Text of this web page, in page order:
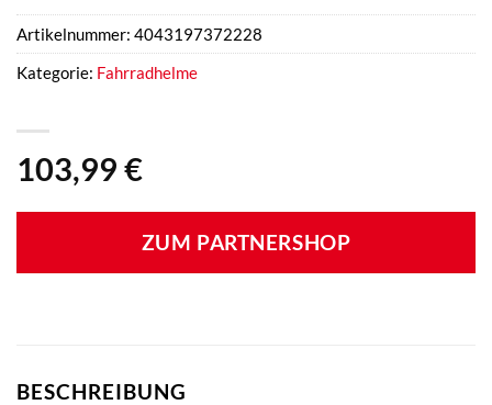
103,99 €
ZUM PARTNERSHOP
Artikelnummer: 4043197372228
Kategorie: Fahrradhelme
BESCHREIBUNG